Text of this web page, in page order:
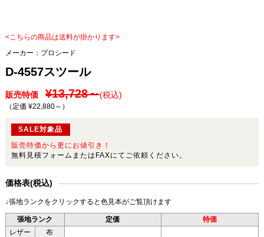
<こちらの商品は送料が掛かります>
メーカー： プロシード
D-4557スツール
販売特価 ¥13,728～(税込)
（定価 ¥22,880～ ）
SALE対象品
販売特価から更にお値引き！
無料見積フォームまたはFAXにてご依頼ください。
価格表(税込)
↓張地ランクをクリックすると色見本がご覧頂けます
張地ランク 定価
特価
レザー
布